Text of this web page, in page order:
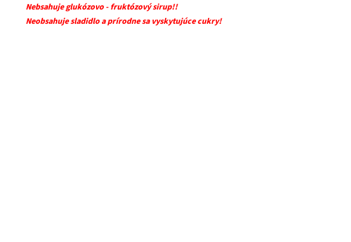
Nebsahuje glukózovo - fruktózový sirup!!
Neobsahuje sladidlo a prírodne sa vyskytujúce cukry!